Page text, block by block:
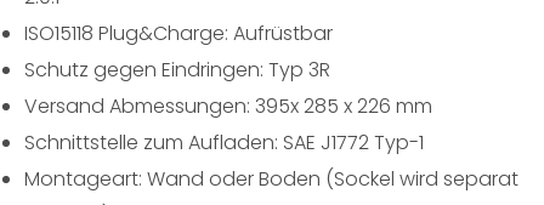
ISO15118 Plug&Charge: Aufrüstbar
Schutz gegen Eindringen: Typ 3R
Versand Abmessungen: 395x 285 x 226 mm
Schnittstelle zum Aufladen: SAE J1772 Typ-1
Montageart: Wand oder Boden (Sockel wird separat